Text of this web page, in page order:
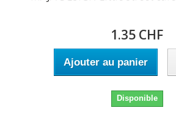
1.35 CHF
Ajouter au panier
Disponible